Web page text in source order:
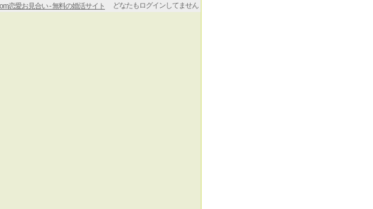
どなたもログインしてません